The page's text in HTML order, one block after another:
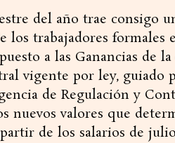
del año trae consigo
los trabajadores formales
a las Ganancias de
vigente por ley,
de Regulación y
nuevos valores que
de los salarios de